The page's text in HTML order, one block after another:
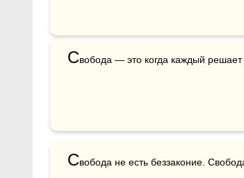
Свобода — это когда каждый
Свобода не есть беззаконие.